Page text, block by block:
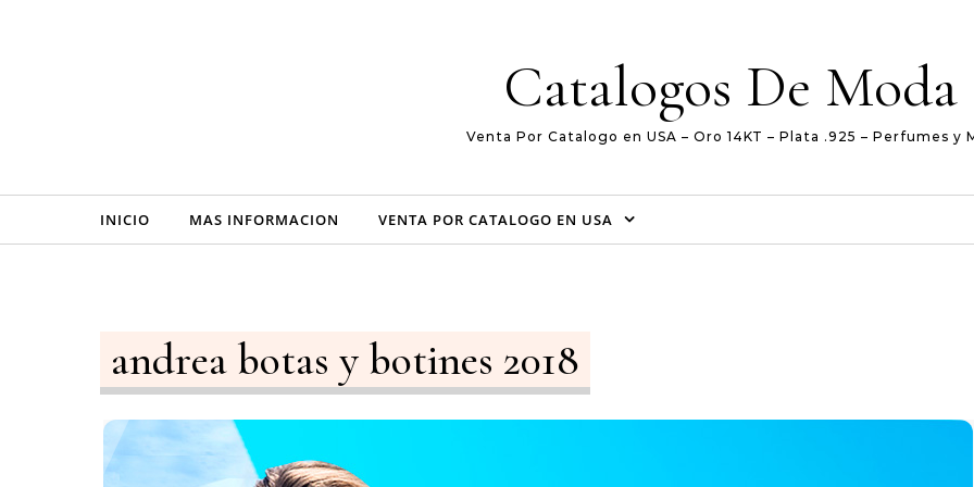
Catalogos De Moda
Venta Por Catalogo en USA – Oro 14KT – Plata .925 – Perfumes y
INICIO MAS INFORMACION VENTA POR CATALOGO EN USA
andrea botas y botines 2018